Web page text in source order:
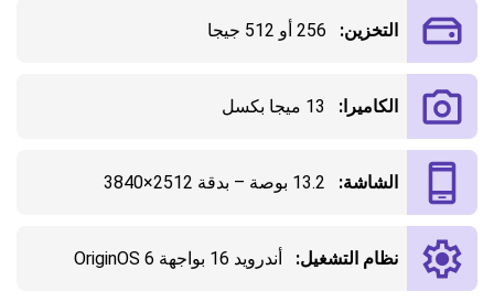
التخزين: 256 أو 512 جيجا
الكاميرا: 13 ميجا بكسل
الشاشة: 13.2 بوصة – بدقة 2512×3840
نظام التشغيل: أندرويد 16 بواجهة OriginOS 6